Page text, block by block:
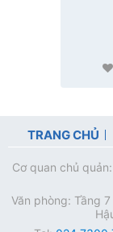
TRANG CHỦ
Cơ quan chủ
Văn phòng: Tầng